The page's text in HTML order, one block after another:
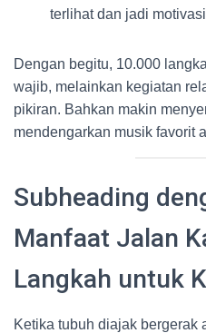
terlihat dan jadi
Dengan begitu, 10.000
wajib, melainkan kegiatan
pikiran. Bahkan makin
mendengarkan musik favorit
Subheading
Manfaat Jalan
Langkah untuk
Ketika tubuh diajak bergerak